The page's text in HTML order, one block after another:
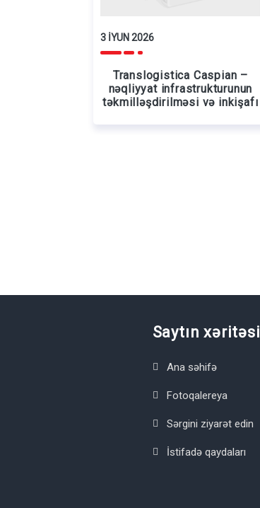
3 İYUN 2026
Translogistica Caspian –
nəqliyyat infrastrukturunun
təkmilləşdirilməsi və inkişafı
Saytın xəritəsi
Ana səhifə
Fotoqalereya
Sərgini ziyarət edin
İstifadə qaydaları